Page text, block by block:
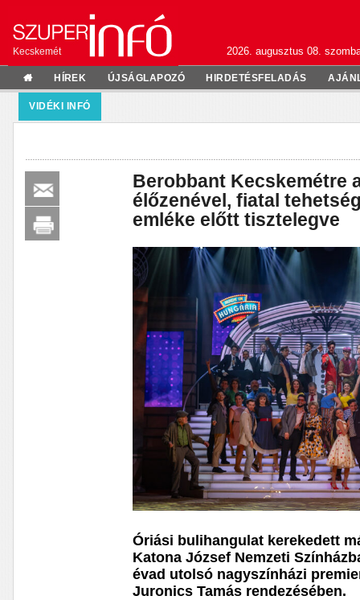
Kecskemét 2026. augusztus 08.
HÍREK ÚJSÁGLAPOZÓ HIRDETÉSFELADÁS
VIDÉKI INFÓ
Berobbant Kecskemétre
élőzenével, fiatal
emléke előtt tisztelegve
Óriási bulihangulat kerekedett
Katona József Nemzeti
évad utolsó nagyszínházi
Juronics Tamás rendezésében.